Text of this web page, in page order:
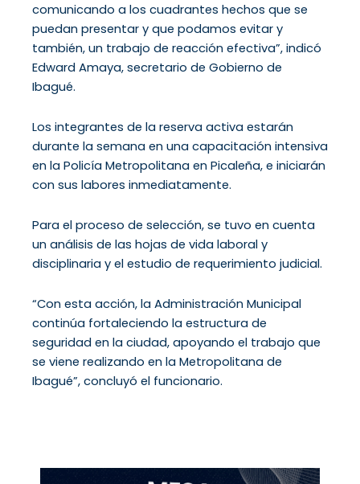
comunicando a los cuadrantes hechos que se
puedan presentar y que podamos evitar y
también, un trabajo de reacción efectiva”, indicó
Edward Amaya, secretario de Gobierno de
Ibagué.
Los integrantes de la reserva activa estarán
durante la semana en una capacitación intensiva
en la Policía Metropolitana en Picaleña, e iniciarán
con sus labores inmediatamente.
Para el proceso de selección, se tuvo en cuenta
un análisis de las hojas de vida laboral y
disciplinaria y el estudio de requerimiento judicial.
“Con esta acción, la Administración Municipal
continúa fortaleciendo la estructura de
seguridad en la ciudad, apoyando el trabajo que
se viene realizando en la Metropolitana de
Ibagué”, concluyó el funcionario.